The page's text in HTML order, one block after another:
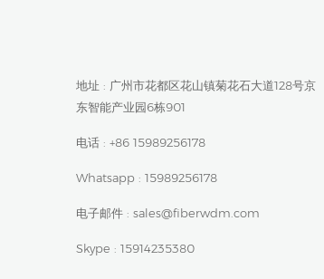
地址 : 广州市花都区花山镇菊花石大道128号京
东智能产业园6栋901
电话 : +86 15989256178
Whatsapp : 15989256178
电子邮件 : sales@fiberwdm.com
Skype : 15914235380